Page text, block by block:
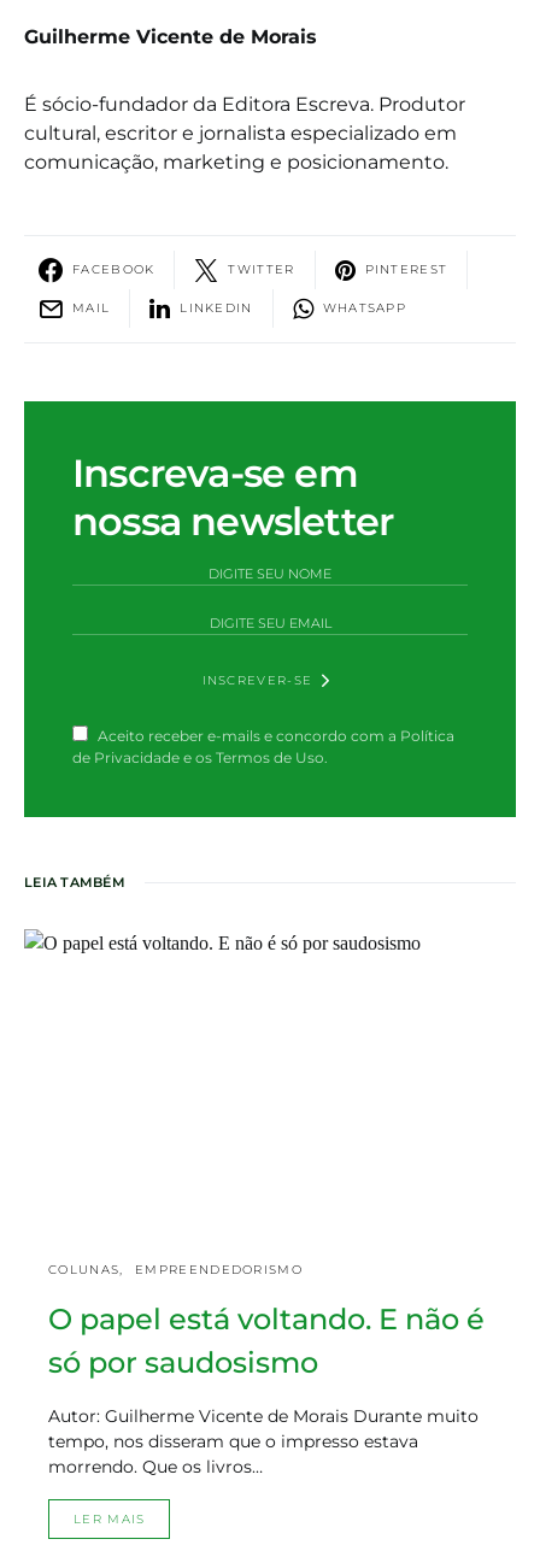
Guilherme Vicente de Morais
É sócio-fundador da Editora Escreva. Produtor
cultural, escritor e jornalista especializado em
comunicação, marketing e posicionamento.
FACEBOOK TWITTER PINTEREST
MAIL LINKEDIN WHATSAPP
Inscreva-se em
nossa newsletter
INSCREVER-SE
Aceito receber e-mails e concordo com a Política
de Privacidade e os Termos de Uso.
LEIA TAMBÉM
COLUNAS EMPREENDEDORISMO
O papel está voltando. E não é
só por saudosismo
Autor: Guilherme Vicente de Morais Durante muito
tempo, nos disseram que o impresso estava
morrendo. Que os livros…
LER MAIS